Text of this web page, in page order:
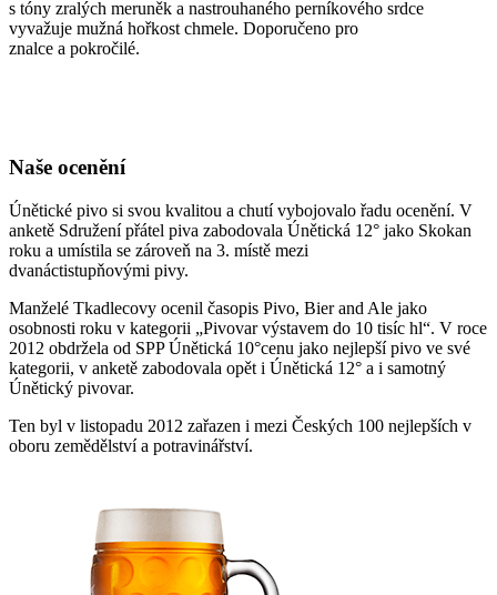
s tóny zralých meruněk a nastrouhaného perníkového srdce
vyvažuje mužná hořkost chmele. Doporučeno pro
znalce a pokročilé.
Naše ocenění
Únětické pivo si svou kvalitou a chutí vybojovalo řadu ocenění. V
anketě Sdružení přátel piva zabodovala Únětická 12° jako Skokan
roku a umístila se zároveň na 3. místě mezi
dvanáctistupňovými pivy.
Manželé Tkadlecovy ocenil časopis Pivo, Bier and Ale jako
osobnosti roku v kategorii „Pivovar výstavem do 10 tisíc hl“. V roce
2012 obdržela od SPPÚnětická 10°cenu jako nejlepší pivo ve své
kategorii, v anketě zabodovala opět i Únětická 12° a i samotný
Únětický pivovar.
Ten byl v listopadu 2012 zařazen i mezi Českých 100 nejlepších v
oboru zemědělství a potravinářství.